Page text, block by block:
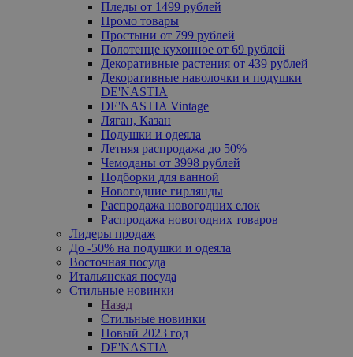
Пледы от 1499 рублей
Промо товары
Простыни от 799 рублей
Полотенце кухонное от 69 рублей
Декоративные растения от 439 рублей
Декоративные наволочки и подушки
DE'NASTIA
DE'NASTIA Vintage
Ляган, Казан
Подушки и одеяла
Летняя распродажа до 50%
Чемоданы от 3998 рублей
Подборки для ванной
Новогодние гирлянды
Распродажа новогодних елок
Распродажа новогодних товаров
Лидеры продаж
До -50% на подушки и одеяла
Восточная посуда
Итальянская посуда
Стильные новинки
Назад
Стильные новинки
Новый 2023 год
DE'NASTIA